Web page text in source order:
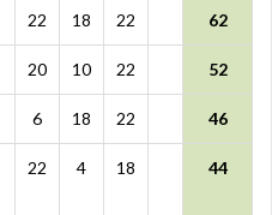
22 18 22 62
20 10 22 52
6 18 22 46
22 4 18 44